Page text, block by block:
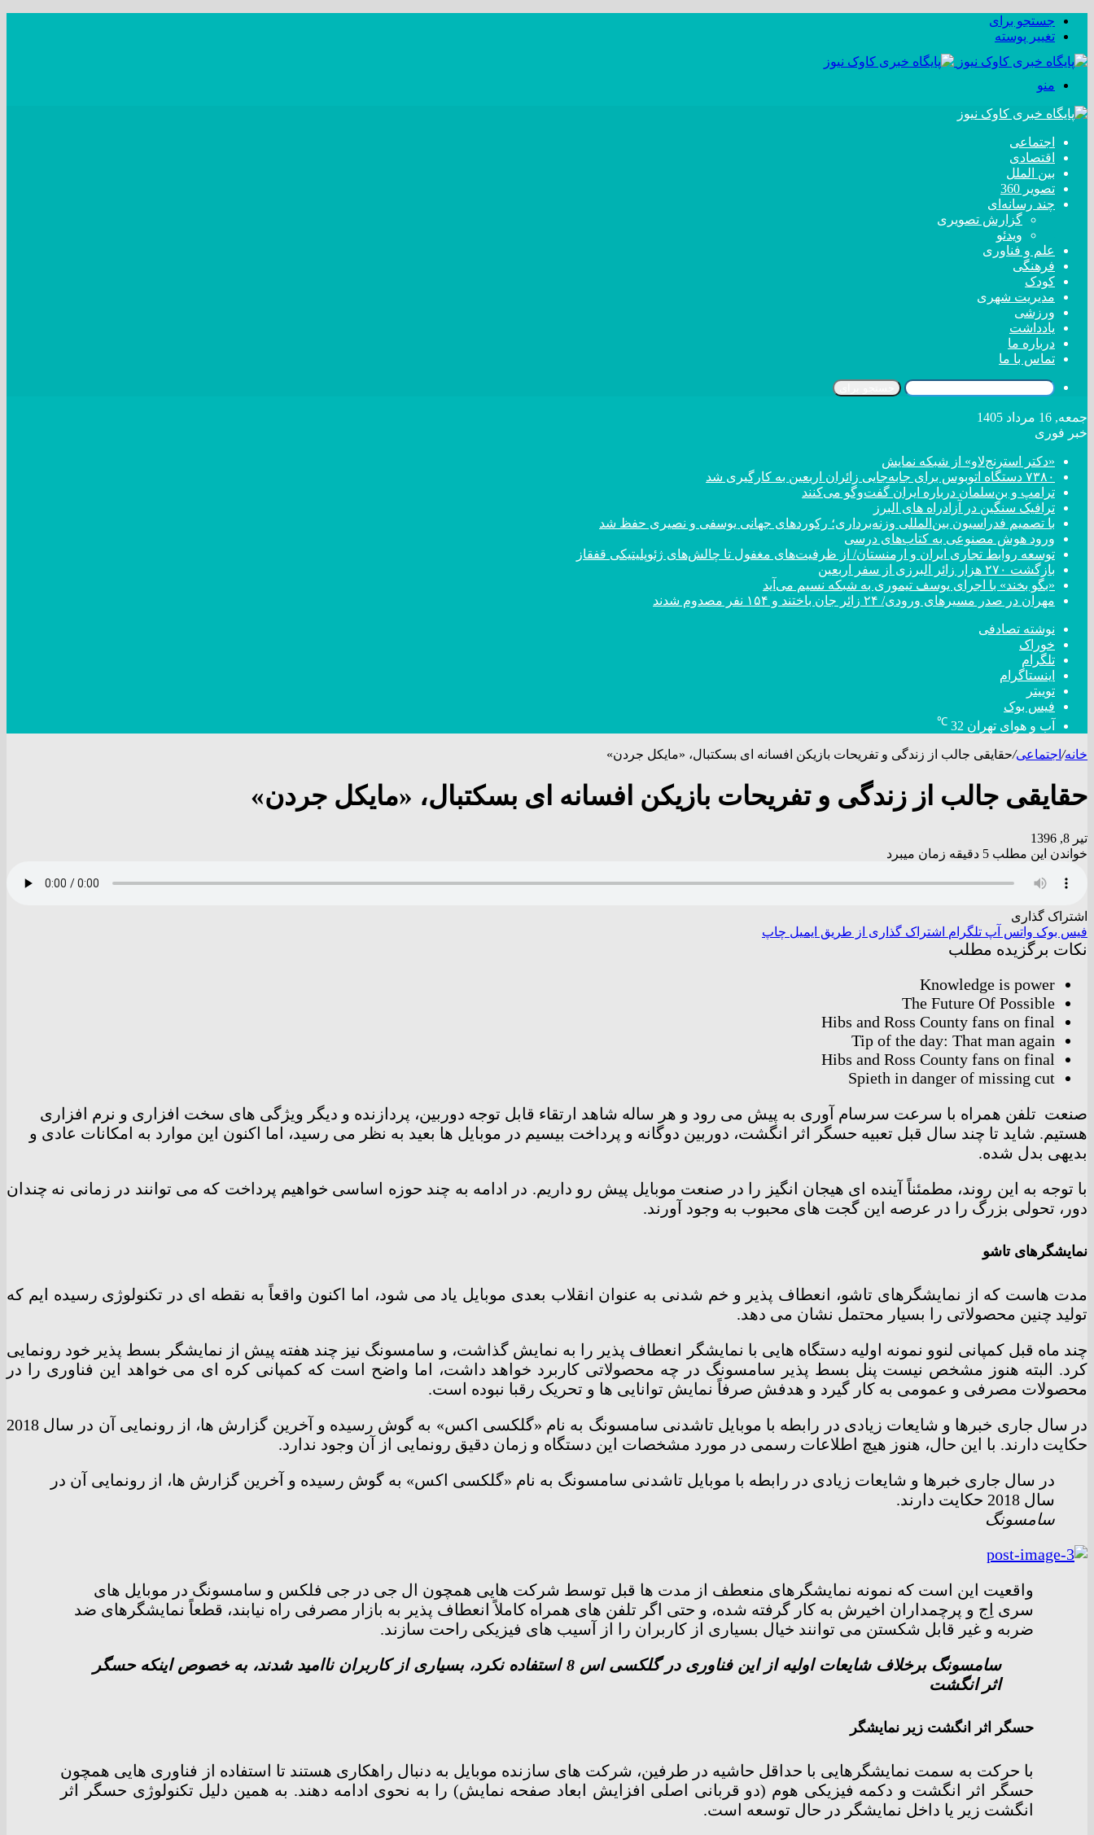
جستجو برای
تغییر پوسته
منو
اجتماعی
اقتصادی
بین الملل
تصویر 360
چند رسانه‌ای
گزارش تصویری
ویدئو
علم و فناوری
فرهنگی
کودک
مدیریت شهری
ورزشی
یادداشت
درباره ما
تماس با ما
جمعه, 16 مرداد 1405
خبر فوری
«دکتر استرنج‌لاو» از شبکه نمایش
۷۳۸۰ دستگاه اتوبوس برای جابه‌جایی زائران اربعین به کارگیری شد
ترامپ و بن‌سلمان درباره ایران گفت‌و‌گو می‌کنند
ترافیک سنگین در آزادراه های البرز
با تصمیم فدراسیون بین‌المللی وزنه‌برداری؛ رکورد‌های جهانی یوسفی و نصیری حفظ شد
ورود هوش مصنوعی به کتاب‌های درسی
توسعه روابط تجاری ایران و ارمنستان/ از ظرفیت‌های مغفول تا چالش‌های ژئوپلیتیکی قفقاز
بازگشت ۲۷۰ هزار زائر البرزی از سفر اربعین
«بگو بخند» با اجرای یوسف تیموری به شبکه نسیم می‌آید
مهران در صدر مسیر‌های ورودی/ ۲۴ زائر جان باختند و ۱۵۴ نفر مصدوم شدند
نوشته تصادفی
خوراک
تلگرام
اینستاگرام
توییتر
فیس بوک
آب و هوای تهران 32
℃
خانه/ اجتماعی/حقایقی جالب از زندگی و تفریحات بازیکن افسانه ای بسکتبال، «مایکل جردن»
حقایقی جالب از زندگی و تفریحات بازیکن افسانه ای بسکتبال، «مایکل جردن»
تیر 8, 1396
خواندن این مطلب 5 دقیقه زمان میبرد
اشتراک گذاری
فیس بوک واتس آپ تلگرام اشتراک گذاری از طریق ایمیل چاپ
نکات برگزیده مطلب
Knowledge is power
The Future Of Possible
Hibs and Ross County fans on final
Tip of the day: That man again
Hibs and Ross County fans on final
Spieth in danger of missing cut
صنعت تلفن همراه با سرعت سرسام آوری به پیش می رود و هر ساله شاهد ارتقاء قابل توجه دوربین، پردازنده و دیگر ویژگی های سخت افزاری و نرم افزاری
هستیم. شاید تا چند سال قبل تعبیه حسگر اثر انگشت، دوربین دوگانه و پرداخت بیسیم در موبایل ها بعید به نظر می رسید، اما اکنون این موارد به امکانات عادی و
بدیهی بدل شده.
با توجه به این روند، مطمئناً آینده ای هیجان انگیز را در صنعت موبایل پیش رو داریم. در ادامه به چند حوزه اساسی خواهیم پرداخت که می توانند در زمانی نه چندان
دور، تحولی بزرگ را در عرصه این گجت های محبوب به وجود آورند.
نمایشگرهای تاشو
مدت هاست که از نمایشگرهای تاشو، انعطاف پذیر و خم شدنی به عنوان انقلاب بعدی موبایل یاد می شود، اما اکنون واقعاً به نقطه ای در تکنولوژی رسیده ایم که
تولید چنین محصولاتی را بسیار محتمل نشان می دهد.
چند ماه قبل کمپانی لنوو نمونه اولیه دستگاه هایی با نمایشگر انعطاف پذیر را به نمایش گذاشت، و سامسونگ نیز چند هفته پیش از نمایشگر بسط پذیر خود رونمایی
کرد. البته هنوز مشخص نیست پنل بسط پذیر سامسونگ در چه محصولاتی کاربرد خواهد داشت، اما واضح است که کمپانی کره ای می خواهد این فناوری را در
محصولات مصرفی و عمومی به کار گیرد و هدفش صرفاً نمایش توانایی ها و تحریک رقبا نبوده است.
در سال جاری خبرها و شایعات زیادی در رابطه با موبایل تاشدنی سامسونگ به نام «گلکسی اکس» به گوش رسیده و آخرین گزارش ها، از رونمایی آن در سال 2018
حکایت دارند. با این حال، هنوز هیچ اطلاعات رسمی در مورد مشخصات این دستگاه و زمان دقیق رونمایی از آن وجود ندارد.
در سال جاری خبرها و شایعات زیادی در رابطه با موبایل تاشدنی سامسونگ به نام «گلکسی اکس» به گوش رسیده و آخرین گزارش ها، از رونمایی آن در
سال 2018 حکایت دارند.
سامسونگ
واقعیت این است که نمونه نمایشگرهای منعطف از مدت ها قبل توسط شرکت هایی همچون ال جی در جی فلکس و سامسونگ در موبایل های
سری اِج و پرچمداران اخیرش به کار گرفته شده، و حتی اگر تلفن های همراه کاملاً انعطاف پذیر به بازار مصرفی راه نیابند، قطعاً نمایشگرهای ضد
ضربه و غیر قابل شکستن می توانند خیال بسیاری از کاربران را از آسیب های فیزیکی راحت سازند.
سامسونگ برخلاف شایعات اولیه از این فناوری در گلکسی اس 8 استفاده نکرد، بسیاری از کاربران ناامید شدند، به خصوص اینکه حسگر
اثر انگشت
حسگر اثر انگشت زیر نمایشگر
با حرکت به سمت نمایشگرهایی با حداقل حاشیه در طرفین، شرکت های سازنده موبایل به دنبال راهکاری هستند تا استفاده از فناوری هایی همچون
حسگر اثر انگشت و دکمه فیزیکی هوم (دو قربانی اصلی افزایش ابعاد صفحه نمایش) را به نحوی ادامه دهند. به همین دلیل تکنولوژی حسگر اثر
انگشت زیر یا داخل نمایشگر در حال توسعه است.